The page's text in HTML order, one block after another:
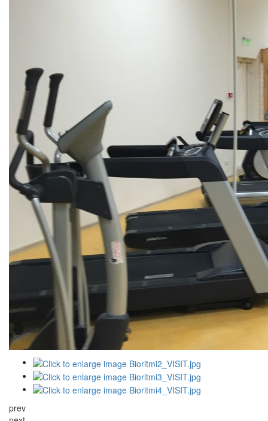
prev